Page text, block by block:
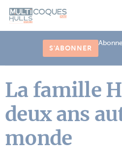
S'ABONNER
La famille
deux ans
monde